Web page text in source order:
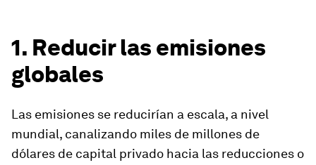
1. Reducir las emisiones
globales
Las emisiones se reducirían a escala, a nivel
mundial, canalizando miles de millones de
dólares de capital privado hacia las reducciones o